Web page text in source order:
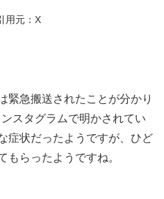
用元：X
緊急搬送されたことが分かり
スタグラムで明かされてい
症状だったようですが、ひど
もらったようですね。